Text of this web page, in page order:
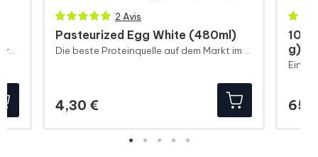
Fettverbrenner aus grünem Tee und Guarana
2 Avis
Pasteurized Egg White (480ml)
4,30 €
g)